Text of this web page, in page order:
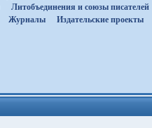
Литобъединения и союзы писателей
Журналы Издательские проекты